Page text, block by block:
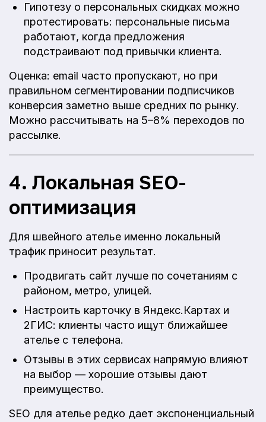
Гипотезу о персональных скидках можно
протестировать: персональные письма
работают, когда предложения
подстраивают под привычки клиента.
Оценка: email часто пропускают, но при
правильном сегментировании подписчиков
конверсия заметно выше средних по рынку.
Можно рассчитывать на 5–8% переходов по
рассылке.
4. Локальная SEO-
оптимизация
Для швейного ателье именно локальный
трафик приносит результат.
Продвигать сайт лучше по сочетаниям с
районом, метро, улицей.
Настроить карточку в Яндекс.Картах и
2ГИС: клиенты часто ищут ближайшее
ателье с телефона.
Отзывы в этих сервисах напрямую влияют
на выбор — хорошие отзывы дают
преимущество.
SEO для ателье редко дает экспоненциальный